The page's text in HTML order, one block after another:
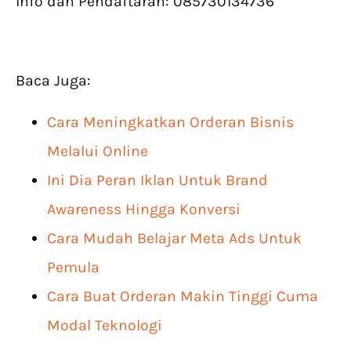
Baca Juga:
Cara Meningkatkan Orderan Bisnis
Melalui Online
Ini Dia Peran Iklan Untuk Brand
Awareness Hingga Konversi
Cara Mudah Belajar Meta Ads Untuk
Pemula
Cara Buat Orderan Makin Tinggi Cuma
Modal Teknologi